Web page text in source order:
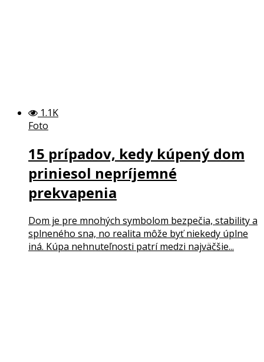
1.1K
Foto
15 prípadov, kedy kúpený dom
priniesol nepríjemné
prekvapenia
Dom je pre mnohých symbolom bezpečia, stability a
splneného sna, no realita môže byť niekedy úplne
iná. Kúpa nehnuteľnosti patrí medzi najväčšie...